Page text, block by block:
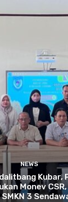
NEWS
Kubar,
Monev
3